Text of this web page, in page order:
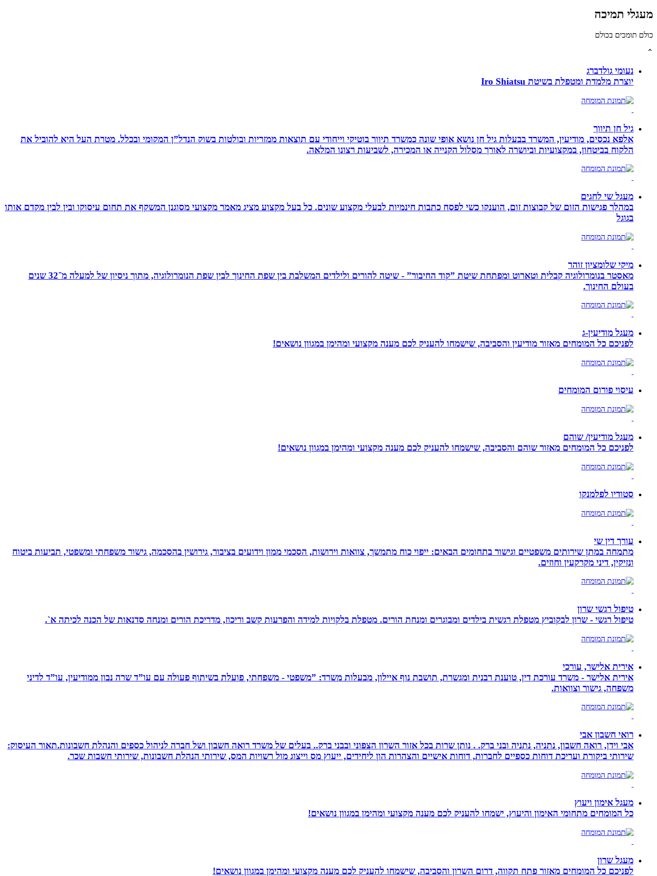
מעגלי תמיכה
כולם תומכים בכולם
⌃
נעומי גולדברג
יוצרת מלמדת ומטפלת בשיטת Iro Shiatsu
גיל חן תיווך
אלפא נכסים, מודיעין, המשרד בבעלות גיל חן נושא אופי שונה כמשרד תיווך בוטיקי וייחודי עם תוצאות ממזריות ובולטות בשוק הנדל”ן המקומי ובכלל. מטרת העל היא להוביל את
הלקוח בביטחון, במקצועיות וביושרה לאורך מסלול הקנייה או המכירה, לשביעות רצונו המלאה.
מעגל שי לחגים
במהלך פגישות הזום של קבוצות זום, הוענקו כשי לפסח כתבות חינמיות לבעלי מקצוע שונים. כל בעל מקצוע מציג מאמר מקצועי מסוגנן המשקף את תחום עיסוקו ובין לבין מקדם אותו
בגוגל
מיקי שלומציון זוהר
מאסטר בנומרולוגיה קבלית וטארוט ומפתחת שיטת ”קוד החיבור” - שיטה להורים ולילדים המשלבת בין שפת החינוך לבין שפת הנומרולוגיה, מתוך ניסיון של למעלה מ־32 שנים
בעולם החינוך.
מעגל מודיעין-ג
לפניכם כל המומחים מאזור מודיעין והסביבה, שישמחו להעניק לכם מענה מקצועי ומהימן במגוון נושאים!
עיסוי פורום המומחים
מעגל מודיעין/ שוהם
לפניכם כל המומחים מאזור שוהם והסביבה, שישמחו להעניק לכם מענה מקצועי ומהימן במגוון נושאים!
סטודיו לפלמנקו
עורך דין שי
מתמחה במתן שירותים משפטיים וגישור בתחומים הבאים: ייפוי כוח מתמשך, צוואות וירושות, הסכמי ממון וידועים בציבור, גירושין בהסכמה, גישור משפחתי ומשפטי, תביעות ביטוח
ונזיקין, דיני מקרקעין וחוזים.
טיפול רגשי שרון
טיפול רגשי - שרון לבקוביץ מטפלת רגשית בילדים ומבוגרים ומנחת הורים. מטפלת בלקויות למידה והפרעות קשב וריכוז, מדריכת הורים ומנחה סדנאות של הכנה לכיתה א`.
אירית אלישר, עורכי
אירית אלישר - משרד עורכת דין, טוענת רבנית ומגשרת, תושבת נוף איילון, מבעלות משרד: ”משפטי - משפחתי, פועלת בשיתוף פעולה עם עו”ד שרה נבון ממודיעין, עו”ד לדיני
משפחה, גישור וצוואות.
רואי חשבון אבי
אבי וידן, רואה חשבון, נתניה, נתניה ובני ברק. . נותן שרות בכל אזור השרון הצפוני ובבני ברק.. בעלים של משרד רואה חשבון ושל חברה לניהול כספים והנהלת חשבונות.תאור העיסוק:
שירותי ביקורת ועריכת דוחות כספיים לחברות, דוחות אישיים והצהרות הון ליחידים, ייעוץ מס וייצוג מול רשויות המס, שירותי הנהלת חשבונות, שירותי חשבות שכר.
מעגל אימון ויעוץ
כל המומחים מתחומי האימון והיעוץ, ישמחו להעניק לכם מענה מקצועי ומהימן במגוון נושאים!
מעגל שרון
לפניכם כל המומחים מאזור פתח תקווה, דרום השרון והסביבה, שישמחו להעניק לכם מענה מקצועי ומהימן במגוון נושאים!